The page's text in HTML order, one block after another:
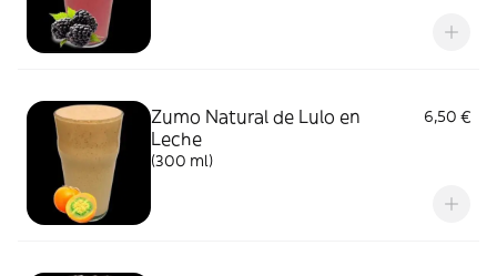
Zumo Natural de Lulo en
Leche
6,50 €
(300 ml)